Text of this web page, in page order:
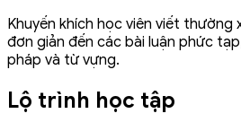
Khuyến khích học viên viết thường
đơn giản đến các bài luận phức
pháp và từ vựng.
Lộ trình học tập